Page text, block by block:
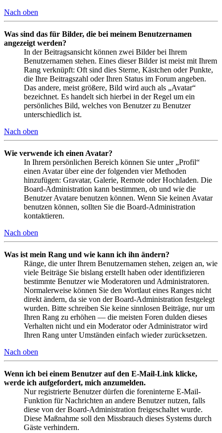
Nach oben
Was sind das für Bilder, die bei meinem Benutzernamen
angezeigt werden?
In der Beitragsansicht können zwei Bilder bei Ihrem
Benutzernamen stehen. Eines dieser Bilder ist meist mit Ihrem
Rang verknüpft: Oft sind dies Sterne, Kästchen oder Punkte,
die Ihre Beitragszahl oder Ihren Status im Forum angeben.
Das andere, meist größere, Bild wird auch als „Avatar“
bezeichnet. Es handelt sich hierbei in der Regel um ein
persönliches Bild, welches von Benutzer zu Benutzer
unterschiedlich ist.
Nach oben
Wie verwende ich einen Avatar?
In Ihrem persönlichen Bereich können Sie unter „Profil“
einen Avatar über eine der folgenden vier Methoden
hinzufügen: Gravatar, Galerie, Remote oder Hochladen. Die
Board-Administration kann bestimmen, ob und wie die
Benutzer Avatare benutzen können. Wenn Sie keinen Avatar
benutzen können, sollten Sie die Board-Administration
kontaktieren.
Nach oben
Was ist mein Rang und wie kann ich ihn ändern?
Ränge, die unter Ihrem Benutzernamen stehen, zeigen an, wie
viele Beiträge Sie bislang erstellt haben oder identifizieren
bestimmte Benutzer wie Moderatoren und Administratoren.
Normalerweise können Sie den Wortlaut eines Ranges nicht
direkt ändern, da sie von der Board-Administration festgelegt
wurden. Bitte schreiben Sie keine sinnlosen Beiträge, nur um
Ihren Rang zu erhöhen — die meisten Foren dulden dieses
Verhalten nicht und ein Moderator oder Administrator wird
Ihren Rang unter Umständen einfach wieder zurücksetzen.
Nach oben
Wenn ich bei einem Benutzer auf den E-Mail-Link klicke,
werde ich aufgefordert, mich anzumelden.
Nur registrierte Benutzer dürfen die foreninterne E-Mail-
Funktion für Nachrichten an andere Benutzer nutzen, falls
diese von der Board-Administration freigeschaltet wurde.
Diese Maßnahme soll den Missbrauch dieses Systems durch
Gäste verhindern.